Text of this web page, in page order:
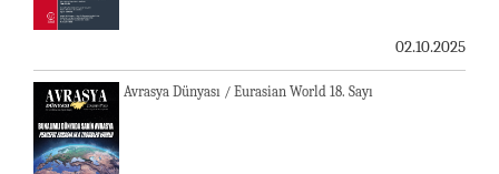
02.10.2025
Avrasya Dünyası / Eurasian World 18. Sayı